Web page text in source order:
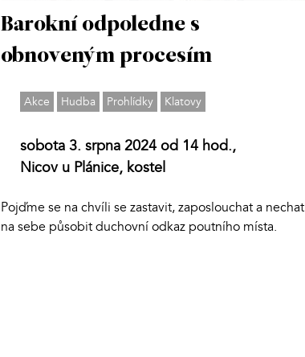
Barokní odpoledne s
obnoveným procesím
Akce Hudba Prohlídky Klatovy
sobota 3. srpna 2024 od 14 hod.,
Nicov u Plánice, kostel
Pojďme se na chvíli se zastavit, zaposlouchat a nechat
na sebe působit duchovní odkaz poutního místa.